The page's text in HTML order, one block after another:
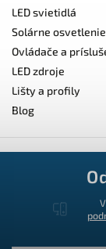
LED svietidlá
Solárne osvetlenie
Ovládače a
LED zdroje
Lišty a profily
Blog